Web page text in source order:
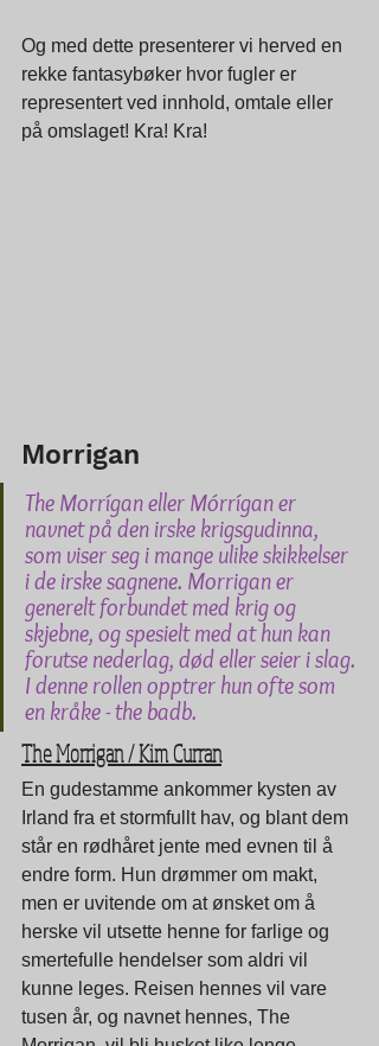
Og med dette presenterer vi herved en
rekke fantasybøker hvor fugler er
representert ved innhold, omtale eller
på omslaget! Kra! Kra!
Morrigan
The Morrígan eller Mórrígan er
navnet på den irske krigsgudinna,
som viser seg i mange ulike skikkelser
i de irske sagnene. Morrigan er
generelt forbundet med krig og
skjebne, og spesielt med at hun kan
forutse nederlag, død eller seier i slag.
I denne rollen opptrer hun ofte som
en kråke - the badb.
The Morrigan / Kim Curran
En gudestamme ankommer kysten av
Irland fra et stormfullt hav, og blant dem
står en rødhåret jente med evnen til å
endre form. Hun drømmer om makt,
men er uvitende om at ønsket om å
herske vil utsette henne for farlige og
smertefulle hendelser som aldri vil
kunne leges. Reisen hennes vil vare
tusen år, og navnet hennes, The